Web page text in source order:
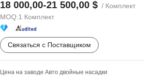
18 000,00-21 500,00 $ / Комплект
MOQ:1 Комплект
Связаться с Поставщиком
Цена на заводе Авто двойные насадки